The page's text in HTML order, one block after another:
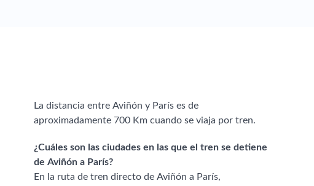
La distancia entre Aviñón y París es de
aproximadamente 700 Km cuando se viaja por tren.
¿Cuáles son las ciudades en las que el tren se detiene
de Aviñón a París?
En la ruta de tren directo de Aviñón a París,